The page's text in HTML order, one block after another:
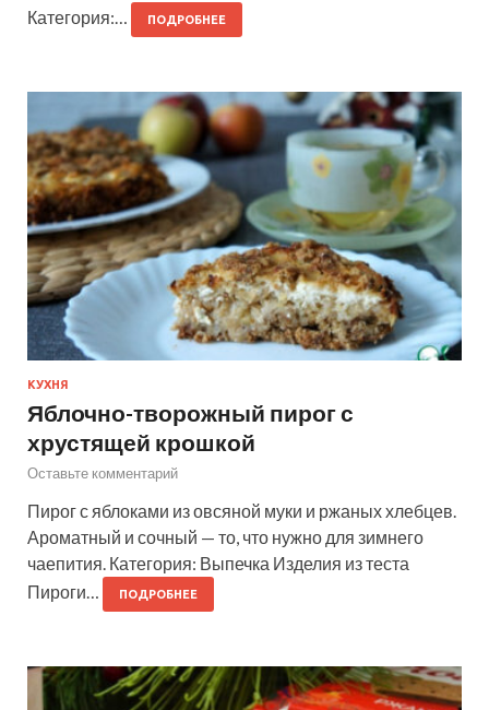
Категория:…
ПОДРОБНЕЕ
КУХНЯ
Яблочно-творожный пирог с
хрустящей крошкой
Оставьте комментарий
Пирог с яблоками из овсяной муки и ржаных хлебцев.
Ароматный и сочный — то, что нужно для зимнего
чаепития. Категория: Выпечка Изделия из теста
Пироги…
ПОДРОБНЕЕ